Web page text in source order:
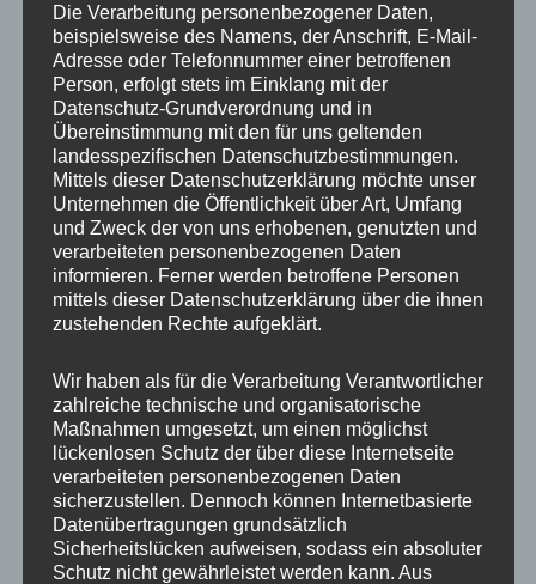
Objektiv betrachtet waren aus meiner Sicht
wohl insbesondere zwei Gründe für diese
Niederlagenserie des Bully Boy verantwortlich:
Zum einen muss man feststellen, dass
mehrfach seine Gegner gegen ihn das „Spiel
ihres Lebens spielten“. Es war einfach der Tag,
an dem ihnen alles gelang, da konnte Smith
spielen, wie er wollte (siehe etwa die
berüchtigten 15 Minuten des Peter Wright im
Experten, die schnell vom Leder ziehen,
vergessen gerne, dass ja auch ein Gegner am
Spiel beteiligt ist. Michael Smith trieb sie alle
zu Höchstleistungen an – eigentlich ein
Kompliment für ihn, leider mit der
unangenehmen Nebenerscheinung der
Die Verarbeitung personenbezogener Daten,
beispielsweise des Namens, der Anschrift, E-Mail-
Adresse oder Telefonnummer einer betroffenen
Person, erfolgt stets im Einklang mit der
Datenschutz-Grundverordnung und in
Übereinstimmung mit den für uns geltenden
landesspezifischen Datenschutzbestimmungen.
Mittels dieser Datenschutzerklärung möchte unser
Unternehmen die Öffentlichkeit über Art, Umfang
und Zweck der von uns erhobenen, genutzten und
verarbeiteten personenbezogenen Daten
informieren. Ferner werden betroffene Personen
mittels dieser Datenschutzerklärung über die ihnen
zustehenden Rechte aufgeklärt.
Wir haben als für die Verarbeitung Verantwortlicher
zahlreiche technische und organisatorische
Maßnahmen umgesetzt, um einen möglichst
lückenlosen Schutz der über diese Internetseite
verarbeiteten personenbezogenen Daten
sicherzustellen. Dennoch können Internetbasierte
Datenübertragungen grundsätzlich
Sicherheitslücken aufweisen, sodass ein absoluter
Schutz nicht gewährleistet werden kann. Aus